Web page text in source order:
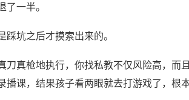
一半。
坑之后才摸索出来的。
真枪地执行，你找私教不仅风险高，而
课，结果孩子看两眼就去打游戏了，根本